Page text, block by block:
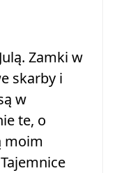
Zamki w
skarby i
w
te, o
moim